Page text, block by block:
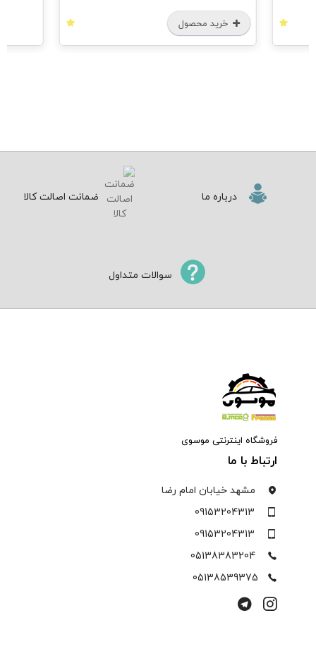
خرید محصول
درباره ما ضمانت اصالت کالا
سوالات متداول
فروشگاه اینترنتی موسوی
ارتباط با ما
مشهد خیابان امام رضا
09153204313
09153204313
05138383204
05138539375